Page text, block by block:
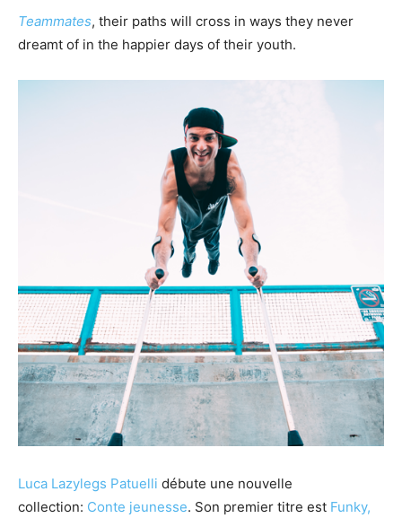
Teammates, their paths will cross in ways they never
dreamt of in the happier days of their youth.
Luca Lazylegs Patuelli débute une nouvelle
collection: Conte jeunesse. Son premier titre est Funky,